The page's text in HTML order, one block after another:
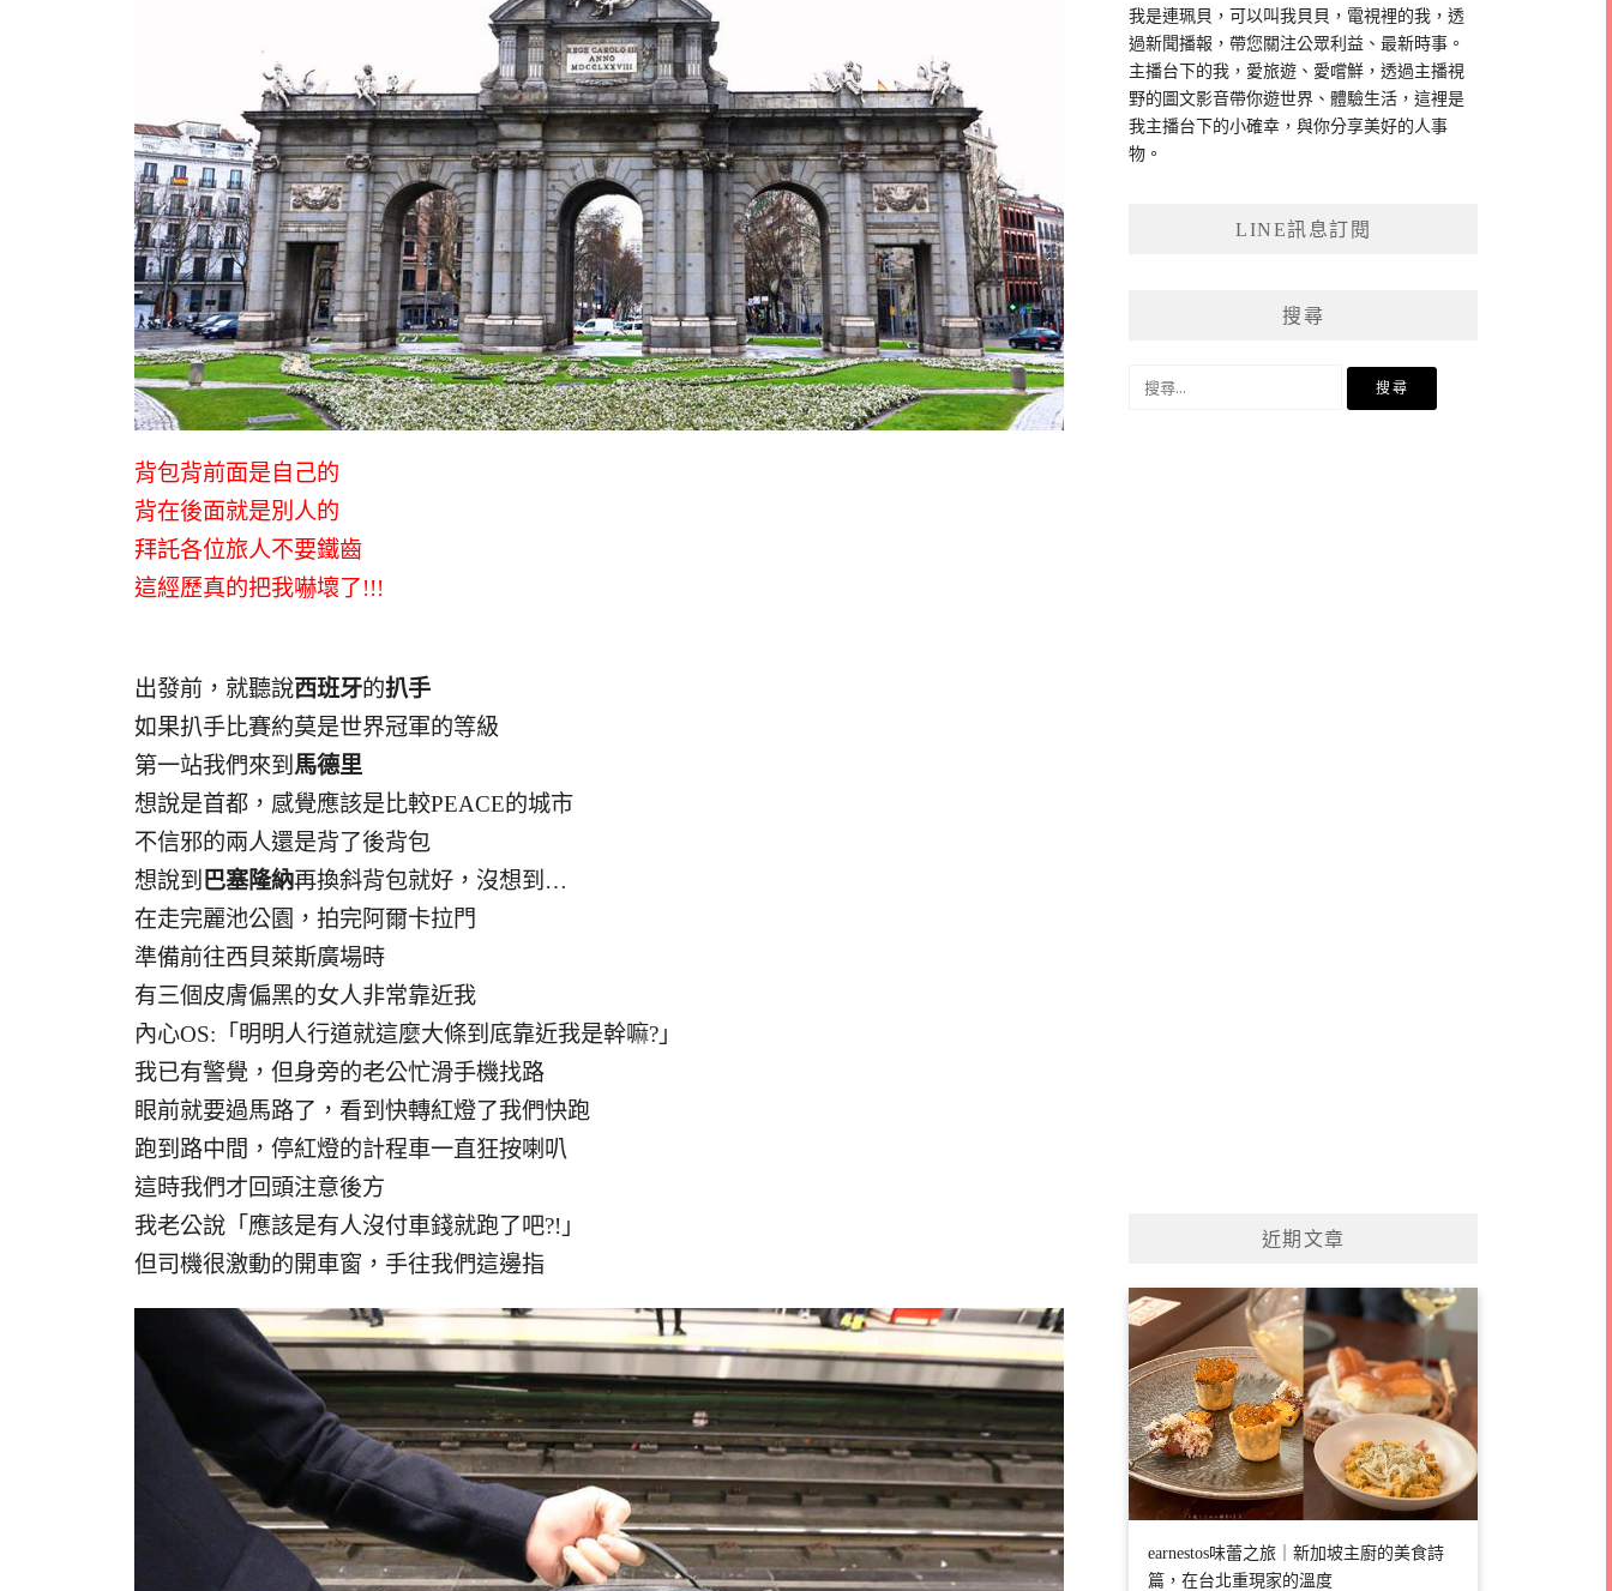
背包背前面是自己的
背在後面就是別人的
拜託各位旅人不要鐵齒
這經歷真的把我嚇壞了!!!
出發前，就聽說西班牙的扒手
如果扒手比賽約莫是世界冠軍的等級
第一站我們來到 馬德里
想說是首都，感覺應該是比較PEACE的城市
不信邪的兩人還是背了後背包
想說到 巴塞隆納再換斜背包就好，沒想到…
在走完麗池公園，拍完阿爾卡拉門
準備前往西貝萊斯廣場時
有三個皮膚偏黑的女人非常靠近我
內心OS:「明明人行道就這麼大條到底靠近我是幹嘛?」
我已有警覺，但身旁的老公忙滑手機找路
眼前就要過馬路了，看到快轉紅燈了我們快跑
跑到路中間，停紅燈的計程車一直狂按喇叭
這時我們才回頭注意後方
我老公說「應該是有人沒付車錢就跑了吧?!」
但司機很激動的開車窗，手往我們這邊指
我是連珮貝，可以叫我貝貝，電視裡的我，透
過新聞播報，帶您關注公眾利益、最新時事。
主播台下的我，愛旅遊、愛嚐鮮，透過主播視
野的圖文影音帶你遊世界、體驗生活，這裡是
我主播台下的小確幸，與你分享美好的人事
物。
LINE訊息訂閱
搜尋
近期文章
earnestos味蕾之旅｜新加坡主廚的美食詩
篇，在台北重現家的溫度